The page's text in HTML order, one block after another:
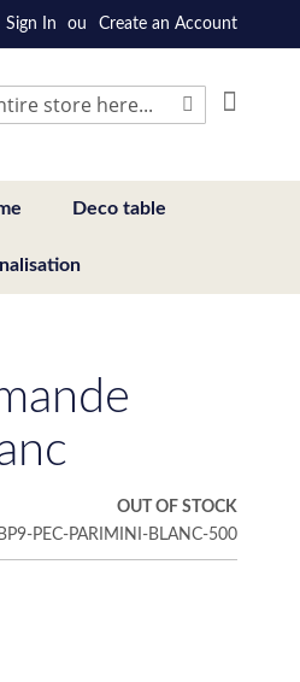
Sign In Create an Account
Deco table
OUT OF STOCK
BP9-PEC-PARIMINI-BLANC-500